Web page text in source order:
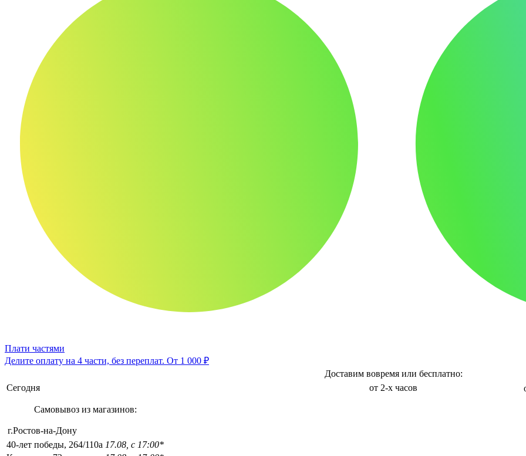
Плати частями
Делите оплату на 4 части, без переплат. От 1 000 ₽
Доставим вовремя или бесплатно:
Сегодня
от 2-х часов
Самовывоз из магазинов:
г.Ростов-на-Дону
40-лет победы, 264/110а 17.08, с 17:00*